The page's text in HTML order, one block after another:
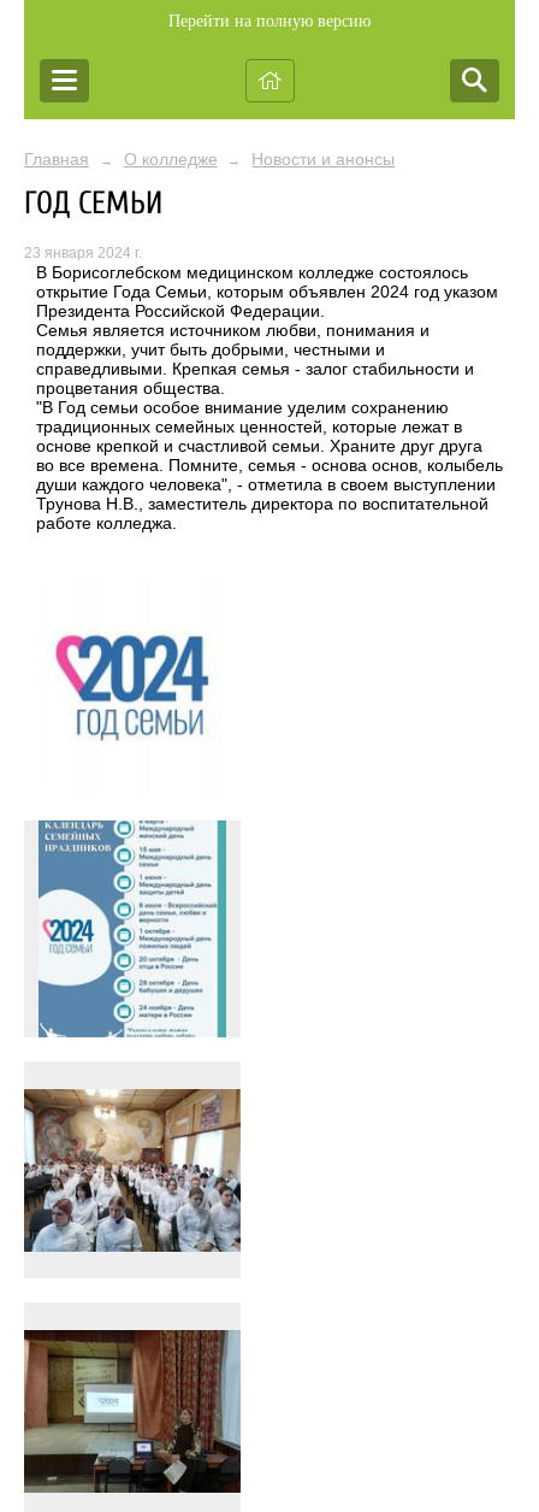
Перейти на полную версию
Главная → О колледже → Новости и анонсы
ГОД СЕМЬИ
23 января 2024 г.
В Борисоглебском медицинском колледже состоялось
открытие Года Семьи, которым объявлен 2024 год указом
Президента Российской Федерации.
Семья является источником любви, понимания и
поддержки, учит быть добрыми, честными и
справедливыми. Крепкая семья - залог стабильности и
процветания общества.
"В Год семьи особое внимание уделим сохранению
традиционных семейных ценностей, которые лежат в
основе крепкой и счастливой семьи. Храните друг друга
во все времена. Помните, семья - основа основ, колыбель
души каждого человека", - отметила в своем выступлении
Трунова Н.В., заместитель директора по воспитательной
работе колледжа.